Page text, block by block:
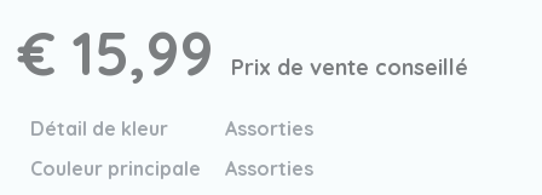
€ 15,99 Prix de vente conseillé
Détail de kleur
Assorties
Couleur principale
Assorties